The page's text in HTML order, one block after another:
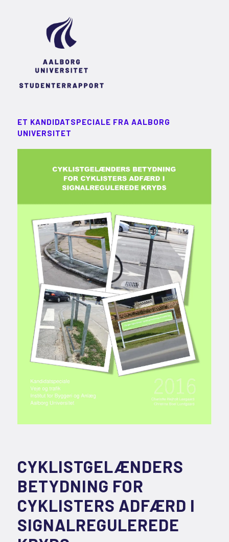
ET KANDIDATSPECIALE FRA AALBORG
UNIVERSITET
CYKLISTGELÆNDERS
BETYDNING FOR
CYKLISTERS ADFÆRD I
SIGNALREGULEREDE